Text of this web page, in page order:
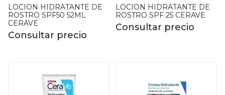
LOCION HIDRATANTE DE
ROSTRO SPF50 52ML
CERAVE
Consultar precio
LOCION HIDRATANTE DE
ROSTRO SPF 25 CERAVE
Consultar precio